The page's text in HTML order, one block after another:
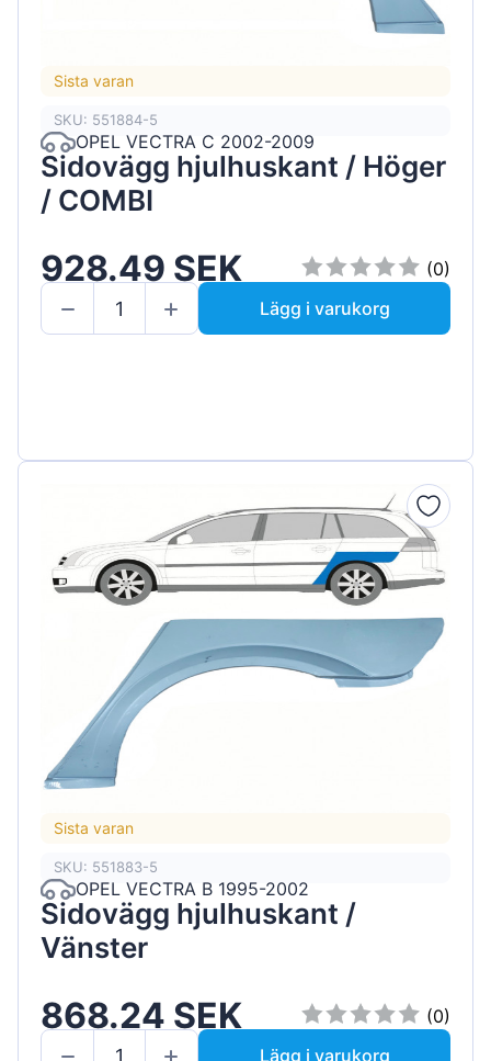
Sista varan
SKU: 551884-5
OPEL VECTRA C 2002-2009
Sidovägg hjulhuskant / Höger
/ COMBI
928.49 SEK
(0)
Lägg i varukorg
Sista varan
SKU: 551883-5
OPEL VECTRA B 1995-2002
Sidovägg hjulhuskant /
Vänster
868.24 SEK
(0)
Lägg i varukorg